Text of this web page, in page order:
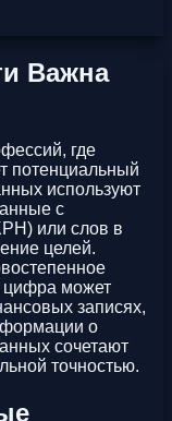
Важна
где
потенциальный
используют
с
или слов в
целей.
цифра может
записях,
о
сочетают
точностью.